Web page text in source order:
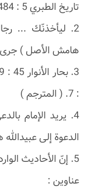
تاريخ الطبري 5 : 484 ]. ( المترجم )
هامش الأصل ) جرى
: 7. ( المترجم )
4. يريد الإمام
الدعوة إلى
5. إنّ الأحاديث
عناوين :